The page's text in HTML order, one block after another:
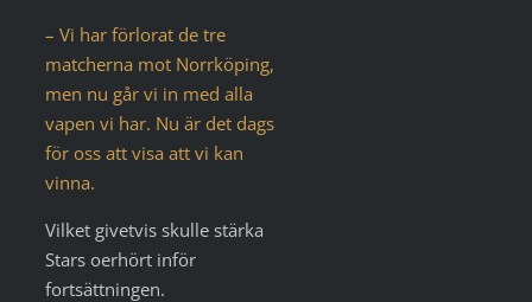
– Vi har förlorat de tre
matcherna mot Norrköping,
men nu går vi in med alla
vapen vi har. Nu är det dags
för oss att visa att vi kan
vinna.
Vilket givetvis skulle stärka
Stars oerhört inför
fortsättningen.